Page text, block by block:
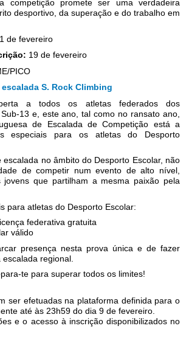
competição promete ser uma verdadeira
desportivo, da superação e do trabalho em
de fevereiro
19 de fevereiro
PICO
S. Rock Climbing
a todos os atletas federados dos
13 e, este ano, tal como no ransato ano,
de Escalada de Competição está a
especiais para os atletas do Desporto
escalada no âmbito do Desporto Escolar, não
de competir num evento de alto nível,
jovens que partilham a mesma paixão pela
para atletas do Desporto Escolar:
federativa gratuita
válido
presença nesta prova única e de fazer
regional.
te para superar todos os limites!
ser efetuadas na plataforma definida para o
até às 23h59 do dia 9 de fevereiro.
e o acesso à inscrição disponibilizados no